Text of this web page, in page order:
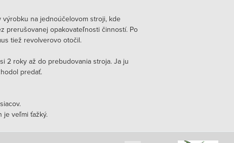
na jednoúčelovom stroji, kde
prerušovanej opakovateľnosti činností. Po
tiež revolverovo otočil.
2 roky až do prebudovania stroja. Ja ju
predať.
je veľmi ťažký.